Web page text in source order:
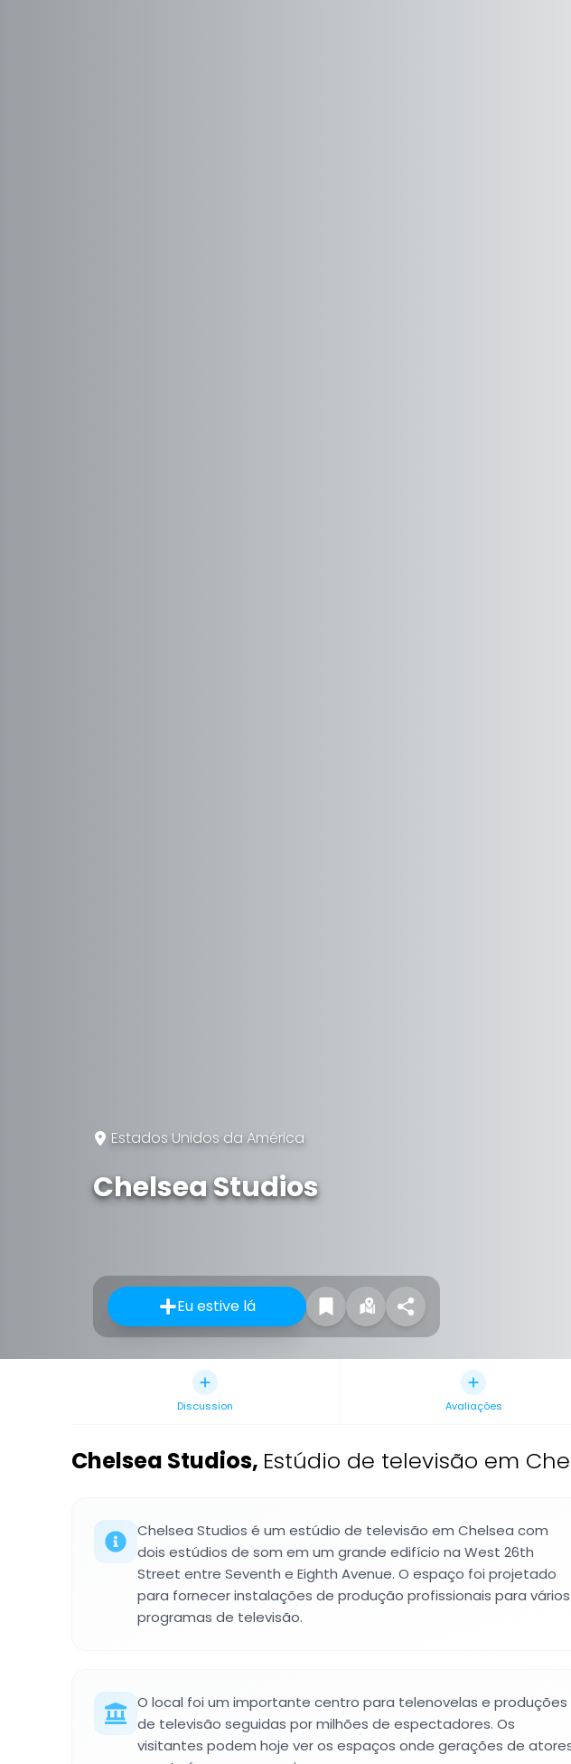
Estados Unidos da América
Chelsea Studios
Eu estive lá
Discussion Avaliações
Chelsea Studios, Estúdio de televisão em
Chelsea Studios é um estúdio de televisão em Chelsea com
dois estúdios de som em um grande edifício na West 26th
Street entre Seventh e Eighth Avenue. O espaço foi projetado
para fornecer instalações de produção profissionais para vários
programas de televisão.
O local foi um importante centro para telenovelas e produções
de televisão seguidas por milhões de espectadores. Os
visitantes podem hoje ver os espaços onde gerações de